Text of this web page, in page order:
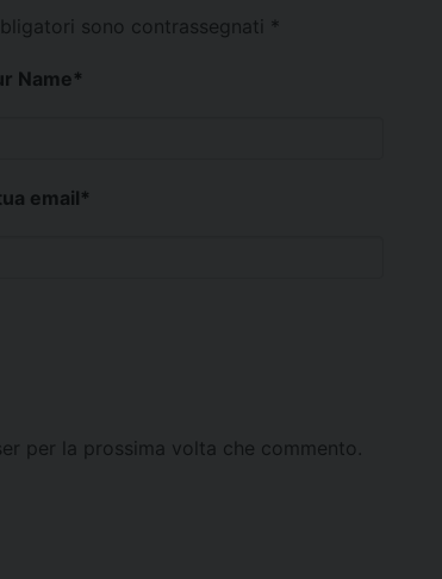
sono contrassegnati *
Name*
email*
per la prossima volta che commento.